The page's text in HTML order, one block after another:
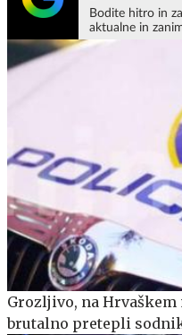
Bodite hitro in
aktualne in
Grozljivo, na
brutalno pretepli